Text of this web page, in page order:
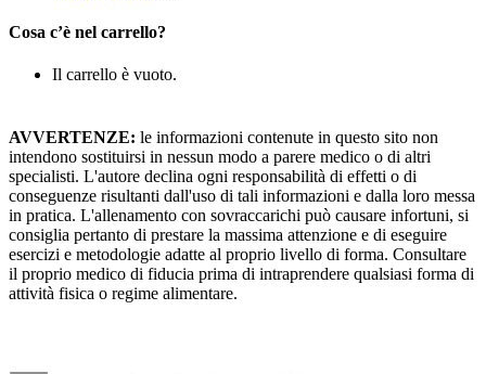
Cosa c’è nel carrello?
Il carrello è vuoto.
AVVERTENZE: le informazioni contenute in questo sito non
intendono sostituirsi in nessun modo a parere medico o di altri
specialisti. L'autore declina ogni responsabilità di effetti o di
conseguenze risultanti dall'uso di tali informazioni e dalla loro messa
in pratica. L'allenamento con sovraccarichi può causare infortuni, si
consiglia pertanto di prestare la massima attenzione e di eseguire
esercizi e metodologie adatte al proprio livello di forma. Consultare
il proprio medico di fiducia prima di intraprendere qualsiasi forma di
attività fisica o regime alimentare.